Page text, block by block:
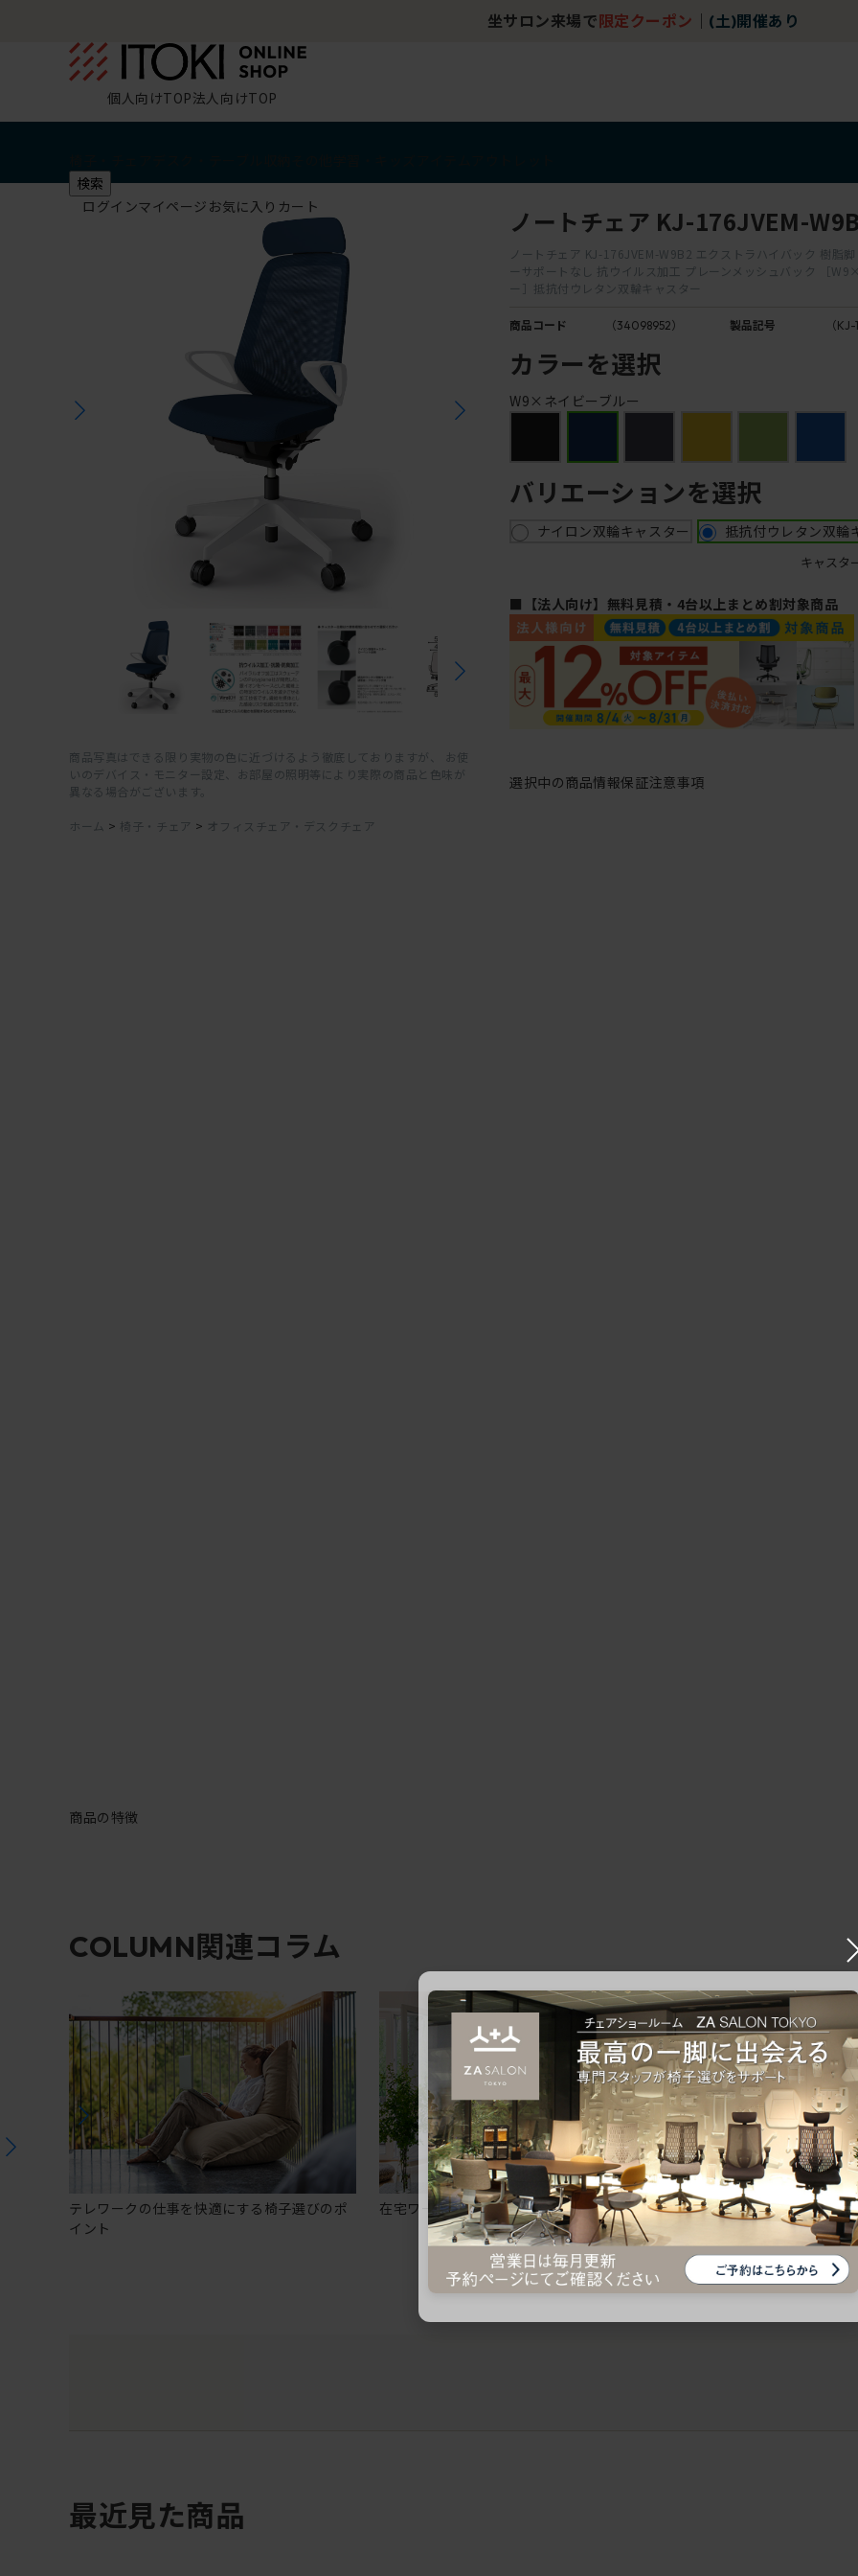
坐サロン来場で 限定クーポン (土)開催あり
個人向けTOP法人向けTOP
検索
ログインマイページ お気に入り カート
商品写真はできる限り実物の色に近づけるよう徹底しておりますが、 お使
いのデバイス・モニター設定、お部屋の照明等により実際の商品と色味が
異なる場合がございます。
ホーム > 椅子・チェア > オフィスチェア・デスクチェア
ノートチェア KJ-176JVEM-
ノートチェア KJ-176JVEM-W9B2 エクストラハイバック 樹脂
ーサポートなし 抗ウイルス加工 プレーンメッシュバック ［
ー］抵抗付ウレタン双輪キャスター
商品コード （34098952） 製品記号 （
カラーを選択
W9×ネイビーブルー
バリエーションを選択
ナイロン双輪キャスター 抵抗付ウレタン双輪
キャスタ
■【法人向け】無料見積・4台以上まとめ割対象商品
選択中の商品情報保証注意事項
商品の特徴
COLUMN関連コラム
テレワークの仕事を快適にする椅子選びのポ
イント
在宅ワークにおすすめのオフィスチェア5選
椅子に座っているのに疲
疲れにくいチェアの選び方
最近見た商品